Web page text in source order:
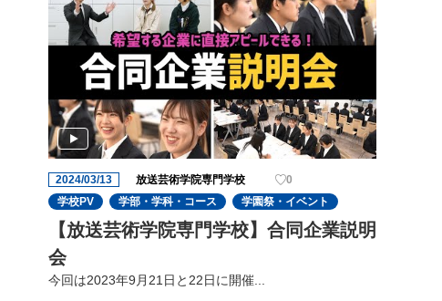
2024/03/13 放送芸術学院専門学校
0
学校PV
学部・学科・コース 学園祭・イベント
【放送芸術学院専門学校】合同企業説明
会
今回は2023年9⽉21⽇と22⽇に開催...